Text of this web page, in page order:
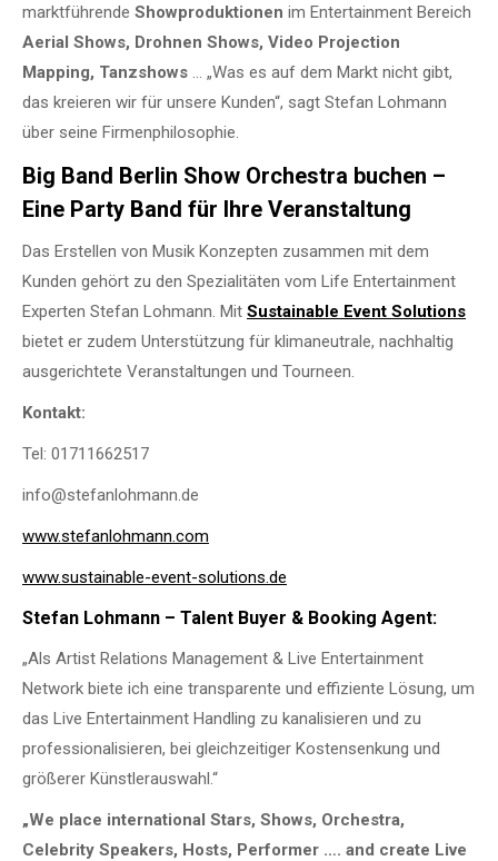
marktführende Showproduktionen im Entertainment Bereich
Aerial Shows, Drohnen Shows, Video Projection
Mapping, Tanzshows … „Was es auf dem Markt nicht gibt,
das kreieren wir für unsere Kunden“, sagt Stefan Lohmann
über seine Firmenphilosophie.
Big Band Berlin Show Orchestra buchen –
Eine Party Band für Ihre Veranstaltung
Das Erstellen von Musik Konzepten zusammen mit dem
Kunden gehört zu den Spezialitäten vom Life Entertainment
Experten Stefan Lohmann. Mit Sustainable Event Solutions
bietet er zudem Unterstützung für klimaneutrale, nachhaltig
ausgerichtete Veranstaltungen und Tourneen.
Kontakt:
Tel: 01711662517
info@stefanlohmann.de
www.stefanlohmann.com
www.sustainable-event-solutions.de
Stefan Lohmann – Talent Buyer & Booking Agent:
„Als Artist Relations Management & Live Entertainment
Network biete ich eine transparente und effiziente Lösung, um
das Live Entertainment Handling zu kanalisieren und zu
professionalisieren, bei gleichzeitiger Kostensenkung und
größerer Künstlerauswahl.“
„We place international Stars, Shows, Orchestra,
Celebrity Speakers, Hosts, Performer …. and create Live